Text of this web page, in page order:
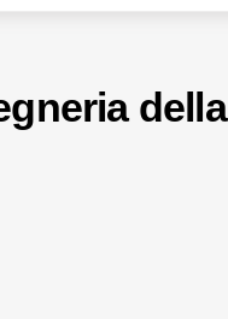
della